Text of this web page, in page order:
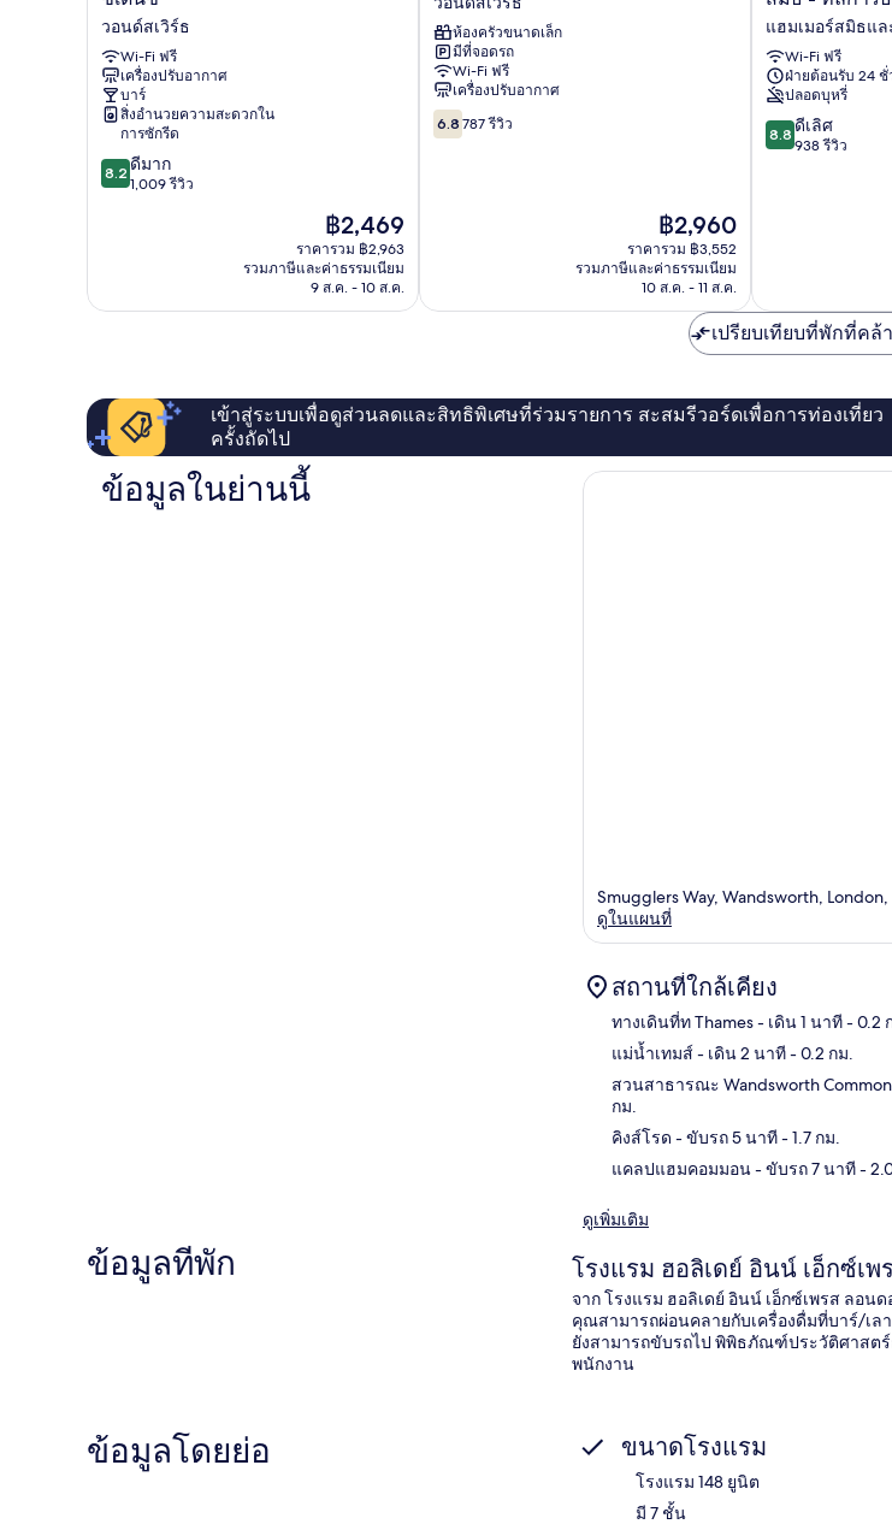
Hot
Breakfast)
ลอนดอน
โฮ
เทล
แอนด์
เรส
เดน
ซ์
วอนด์สเวิร์ธ
Wi-Fi ฟรี
เครื่องปรับอากาศ
บาร์
สิ่งอำนวยความสะดวกใน
การซักรีด
8.2
จาก
8.2 ดีมาก
1,009 รีวิว
ราคา
ปัจจุบัน
คือ
฿2,469
฿2,469
ราคารวม ฿2,963
รวมภาษีและค่าธรรมเนียม
9 ส.ค. - 10 ส.ค.
แอ
ค
เซี
ยม
พาร์
ค
วอน
ห้องครัวขนาดเล็ก
มีที่จอดรถ
Wi-Fi ฟรี
เครื่องปรับอากาศ
6.8
จาก
6.8 787 รีวิว
ราคา
ปัจจุบัน
คือ
฿2,960
฿2,960
ราคารวม ฿3,552
รวมภาษีและค่าธรรมเนียม
10 ส.ค. - 11 ส.ค.
ลอนดอน
แฮม
เม
อร์
สมิธ
-
ทัล
และ
ฟูล
แล่ม
แฮมเมอร์สมิธแ
Wi-Fi ฟรี
ฝ่ายต้อนรับ 24 ชั่
ปลอดบุหรี่
8.8
จาก
8.8 ดีเลิศ
938 รีวิว
เปรียบเทียบที่พักที่คล้
เข้าสู่ระบบเพื่อดูส่วนลดและสิทธิพิเศษที่ร่วมรายการ สะสมรีวอร์ดเพื่อการท่องเที่ยว
ครั้งถัดไป
ข้อมูลในย่านนี้
Smugglers Way, Wandsworth, London,
ดูในแผนที่
สถานที่ใกล้เคียง
ทางเดินที่ท Thames- เดิน 1 นาที- 0.2
แม่น้ำเทมส์ - เดิน 2 นาที- 0.2 กม.
สวนสาธารณะ Wandsworth Common
กม.
คิงส์โรด - ขับรถ 5 นาที- 1.7 กม.
แคลปแฮมคอมมอน- ขับรถ 7 นาที-
ดูเพิ่มเติม
ข้อมูลที่พัก โรงแรม ฮอลิเดย์ อินน์ เอ็กซ์เ
จาก โรงแรม ฮอลิเดย์ อินน์ เอ็กซ์เพรส ลอ
คุณสามารถผ่อนคลายกับเครื่องดื่มที่บาร์/เล
ยังสามารถขับรถไป พิพิธภัณฑ์ประวัติศาสตร์
พนักงาน
ข้อมูลโดยย่อ ขนาดโรงแรม
โรงแรม 148 ยูนิต
มี 7 ชั้น